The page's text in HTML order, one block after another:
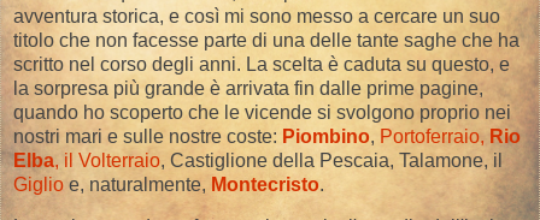
avventura storica, e così mi sono messo a cercare un suo
titolo che non facesse parte di una delle tante saghe che ha
scritto nel corso degli anni. La scelta è caduta su questo, e
la sorpresa più grande è arrivata fin dalle prime pagine,
quando ho scoperto che le vicende si svolgono proprio nei
nostri mari e sulle nostre coste: Piombino, Portoferraio, Rio
Elba, il Volterraio, Castiglione della Pescaia, Talamone, il
Giglio e, naturalmente, Montecristo.